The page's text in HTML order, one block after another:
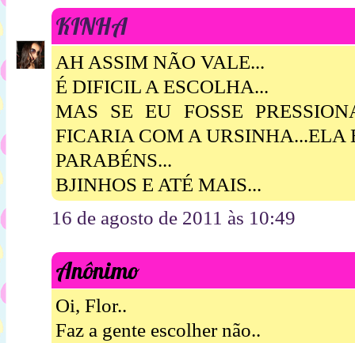
KINHA
AH ASSIM NÃO VALE...
É DIFICIL A ESCOLHA...
MAS SE EU FOSSE
FICARIA COM A URSINHA...ELA
PARABÉNS...
BJINHOS E ATÉ MAIS...
16 de agosto de 2011 às 10:49
Anônimo
Oi, Flor..
Faz a gente escolher não..